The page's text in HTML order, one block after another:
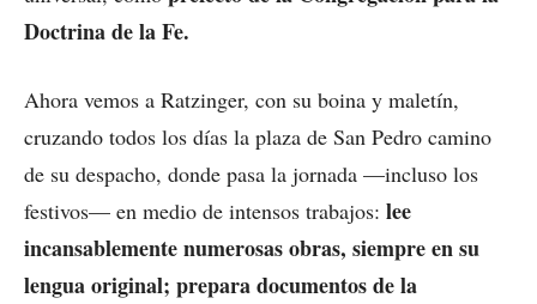
Doctrina de la Fe.
Ahora vemos a Ratzinger, con su boina y maletín,
cruzando todos los días la plaza de San Pedro camino
de su despacho, donde pasa la jornada —incluso los
festivos— en medio de intensos trabajos: lee
incansablemente numerosas obras, siempre en su
lengua original; prepara documentos de la